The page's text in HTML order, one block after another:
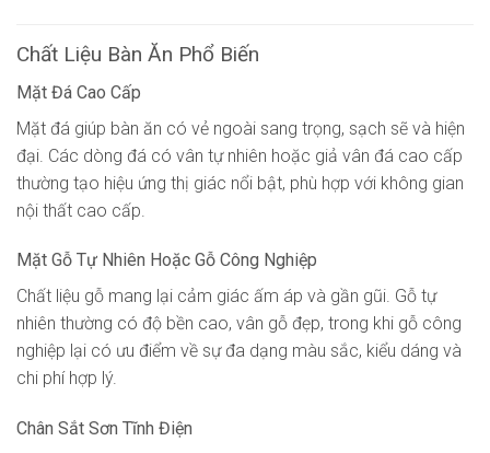
Chất Liệu Bàn Ăn Phổ Biến
Mặt Đá Cao Cấp
Mặt đá giúp bàn ăn có vẻ ngoài sang trọng, sạch sẽ và hiện
đại. Các dòng đá có vân tự nhiên hoặc giả vân đá cao cấp
thường tạo hiệu ứng thị giác nổi bật, phù hợp với không gian
nội thất cao cấp.
Mặt Gỗ Tự Nhiên Hoặc Gỗ Công Nghiệp
Chất liệu gỗ mang lại cảm giác ấm áp và gần gũi. Gỗ tự
nhiên thường có độ bền cao, vân gỗ đẹp, trong khi gỗ công
nghiệp lại có ưu điểm về sự đa dạng màu sắc, kiểu dáng và
chi phí hợp lý.
Chân Sắt Sơn Tĩnh Điện